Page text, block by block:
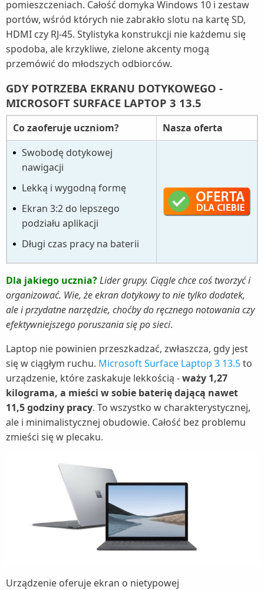
pomieszczeniach. Całość domyka Windows 10 i zestaw
portów, wśród których nie zabrakło slotu na kartę SD,
HDMI czy RJ-45. Stylistyka konstrukcji nie każdemu się
spodoba, ale krzykliwe, zielone akcenty mogą
przemówić do młodszych odbiorców.
GDY POTRZEBA EKRANU DOTYKOWEGO -
MICROSOFT SURFACE LAPTOP 3 13.5
Co zaoferuje uczniom?
Nasza oferta
Swobodę dotykowej
nawigacji
Lekką i wygodną formę
Ekran 3:2 do lepszego
podziału aplikacji
Długi czas pracy na baterii
Dla jakiego ucznia?Lider grupy. Ciągle chce coś tworzyć i
organizować. Wie, że ekran dotykowy to nie tylko dodatek,
ale i przydatne narzędzie, choćby do ręcznego notowania czy
efektywniejszego poruszania się po sieci.
Laptop nie powinien przeszkadzać, zwłaszcza, gdy jest
się w ciągłym ruchu. Microsoft Surface Laptop 3 13.5to
urządzenie, które zaskakuje lekkością -waży 1,27
kilograma, a mieści w sobie baterię dającą nawet
11,5 godziny pracy. To wszystko w charakterystycznej,
ale i minimalistycznej obudowie. Całość bez problemu
zmieści się w plecaku.
Urządzenie oferuje ekran o nietypowej